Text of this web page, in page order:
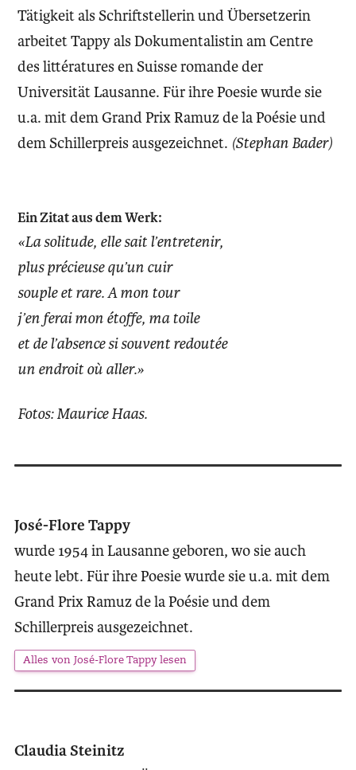
Tätigkeit als Schriftstellerin und Übersetzerin
arbeitet Tappy als Dokumentalistin am Centre
des littératures en Suisse romande der
Universität Lausanne. Für ihre Poesie wurde sie
u.a. mit dem Grand Prix Ramuz de la Poésie und
dem Schillerpreis ausgezeichnet. (Stephan Bader)
Ein Zitat aus dem Werk:
«La solitude, elle sait l’entretenir,
plus précieuse qu’un cuir
souple et rare. A mon tour
j’en ferai mon étoffe, ma toile
et de l’absence si souvent redoutée
un endroit où aller.»
Fotos: Maurice Haas.
José-Flore Tappy
wurde 1954 in Lausanne geboren, wo sie auch
heute lebt. Für ihre Poesie wurde sie u.a. mit dem
Grand Prix Ramuz de la Poésie und dem
Schillerpreis ausgezeichnet.
Alles von José-Flore Tappy lesen
Claudia Steinitz